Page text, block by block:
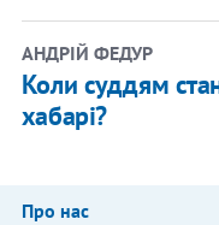
АНДРІЙ ФЕДУР
Коли суддям
хабарі?
Про нас